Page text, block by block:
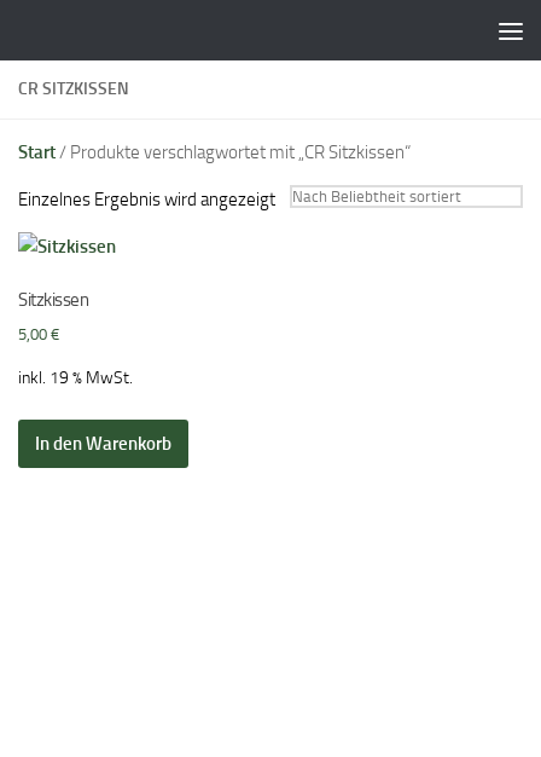
CR SITZKISSEN
Start/ Produkte verschlagwortet mit „CR Sitzkissen“
Einzelnes Ergebnis wird angezeigt
Sitzkissen
5,00 €
inkl. 19 % MwSt.
In den Warenkorb